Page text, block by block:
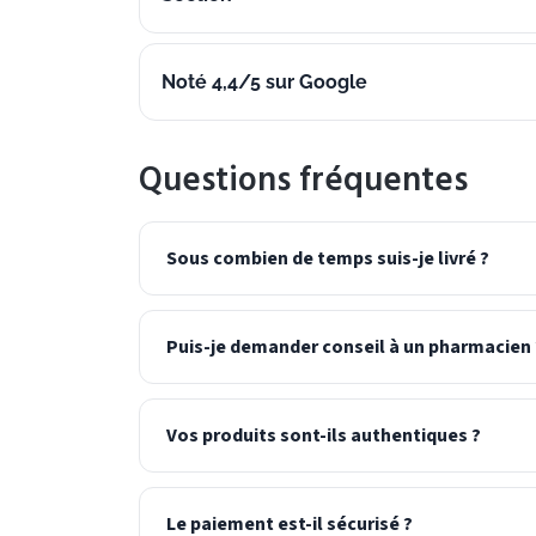
Noté 4,4/5 sur Google
Questions fréquentes
Sous combien de temps suis-je livré ?
Puis-je demander conseil à un pharmacien
Vos produits sont-ils authentiques ?
Le paiement est-il sécurisé ?